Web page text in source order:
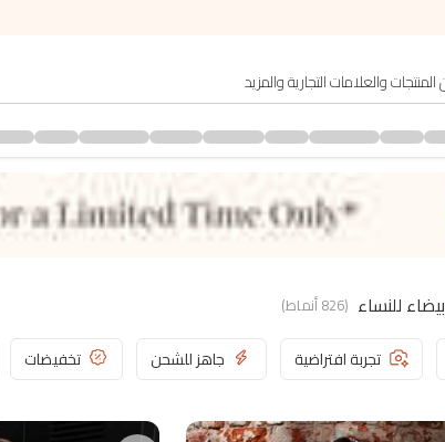
(
826أنماط)
تجربة افتراضية جاهز للشحن تخفيضات